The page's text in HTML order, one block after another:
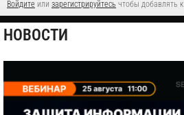
Войдите или зарегистрируйтесь чтобы добавлять
НОВОСТИ